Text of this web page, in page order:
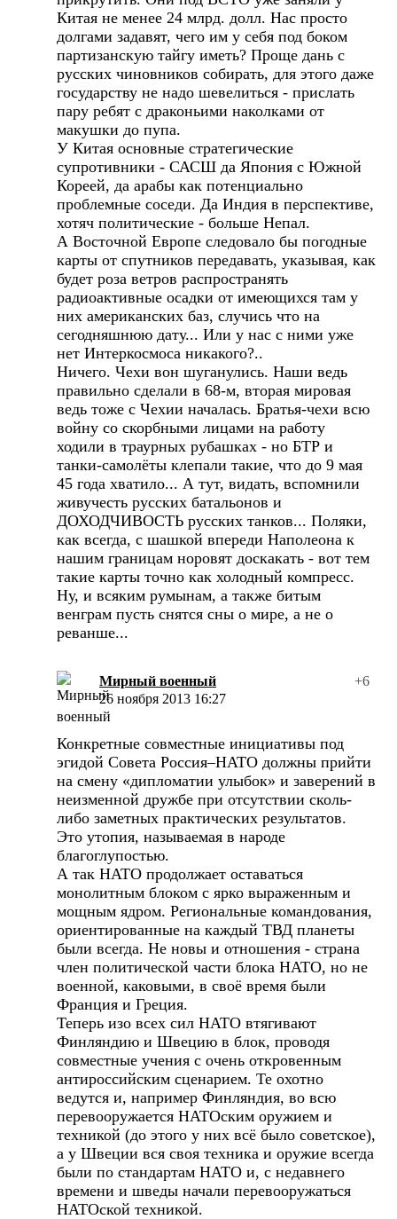
Китая не менее 24 млрд. долл. Нас просто
долгами задавят, чего им у себя под боком
партизанскую тайгу иметь? Проще дань с
русских чиновников собирать, для этого даже
государству не надо шевелиться - прислать
пару ребят с драконьими наколками от
макушки до пупа.
У Китая основные стратегические
супротивники - САСШ да Япония с Южной
Кореей, да арабы как потенциально
проблемные соседи. Да Индия в перспективе,
хотяч политические - больше Непал.
А Восточной Европе следовало бы погодные
карты от спутников передавать, указывая, как
будет роза ветров распространять
радиоактивные осадки от имеющихся там у
них американских баз, случись что на
сегодняшнюю дату... Или у нас с ними уже
нет Интеркосмоса никакого?..
Ничего. Чехи вон шуганулись. Наши ведь
правильно сделали в 68-м, вторая мировая
ведь тоже с Чехии началась. Братья-чехи всю
войну со скорбными лицами на работу
ходили в траурных рубашках - но БТР и
танки-самолёты клепали такие, что до 9 мая
45 года хватило... А тут, видать, вспомнили
живучесть русских батальонов и
ДОХОДЧИВОСТЬ русских танков... Поляки,
как всегда, с шашкой впереди Наполеона к
нашим границам норовят доскакать - вот тем
такие карты точно как холодный компресс.
Ну, и всяким румынам, а также битым
венграм пусть снятся сны о мире, а не о
реванше...
Мирный военный
+6
26 ноября 2013 16:27
Конкретные совместные инициативы под
эгидой Совета Россия–НАТО должны прийти
на смену «дипломатии улыбок» и заверений в
неизменной дружбе при отсутствии сколь-
либо заметных практических результатов.
Это утопия, называемая в народе
благоглупостью.
А так НАТО продолжает оставаться
монолитным блоком с ярко выраженным и
мощным ядром. Региональные командования,
ориентированные на каждый ТВД планеты
были всегда. Не новы и отношения - страна
член политической части блока НАТО, но не
военной, каковыми, в своё время были
Франция и Греция.
Теперь изо всех сил НАТО втягивают
Финляндию и Швецию в блок, проводя
совместные учения с очень откровенным
антироссийским сценарием. Те охотно
ведутся и, например Финляндия, во всю
перевооружается НАТОским оружием и
техникой (до этого у них всё было советское),
а у Швеции вся своя техника и оружие всегда
были по стандартам НАТО и, с недавнего
времени и шведы начали перевооружаться
НАТОской техникой.